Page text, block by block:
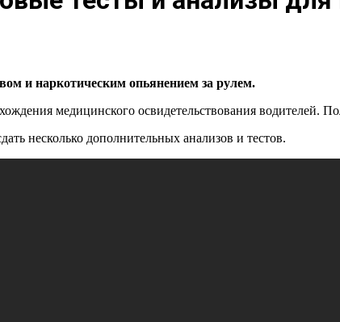
и наркотическим опьянением за рулем.
медицинского освидетельствования водителей.
несколько дополнительных анализов и тестов.